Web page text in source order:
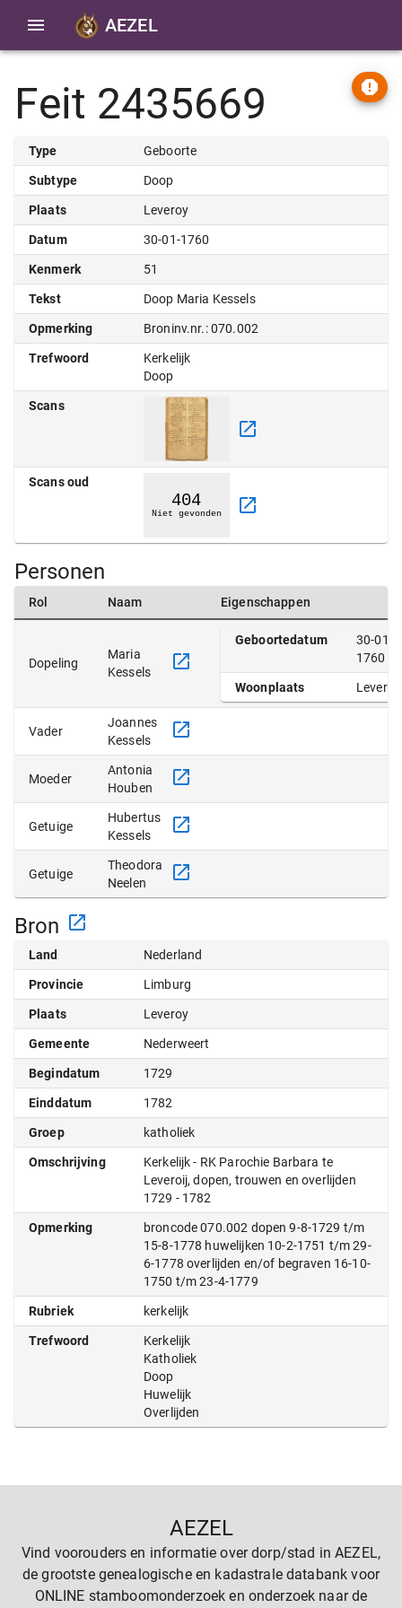
AEZEL
Feit 2435669
Type Geboorte
Subtype Doop
Plaats Leveroy
Datum 30-01-1760
Kenmerk 51
Tekst Doop Maria Kessels
Opmerking Broninv.nr.: 070.002
Trefwoord
Kerkelijk
Doop
Scans
Scans oud
Personen
Rol Naam Eigenschappen
Dopeling
Maria
Kessels
Geboortedatum
30-01-
1760
Woonplaats Leveroy
Vader
Joannes
Kessels
Moeder
Antonia
Houben
Getuige
Hubertus
Kessels
Getuige
Theodora
Neelen
Bron
Land Nederland
Provincie Limburg
Plaats Leveroy
Gemeente Nederweert
Begindatum 1729
Einddatum 1782
Groep katholiek
Omschrijving
Kerkelijk - RK Parochie Barbara te
Leveroij, dopen, trouwen en overlijden
1729 - 1782
Opmerking
broncode 070.002 dopen 9-8-1729 t/m
15-8-1778 huwelijken 10-2-1751 t/m 29-
6-1778 overlijden en/of begraven 16-10-
1750 t/m 23-4-1779
Rubriek kerkelijk
Trefwoord
Kerkelijk
Katholiek
Doop
Huwelijk
Overlijden
AEZEL
Vind voorouders en informatie over dorp/stad in AEZEL,
de grootste genealogische en kadastrale databank voor
ONLINE stamboomonderzoek en onderzoek naar de